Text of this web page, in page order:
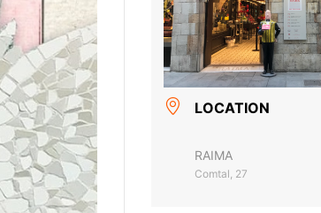
LOCATION
RAIMA
Comtal, 27